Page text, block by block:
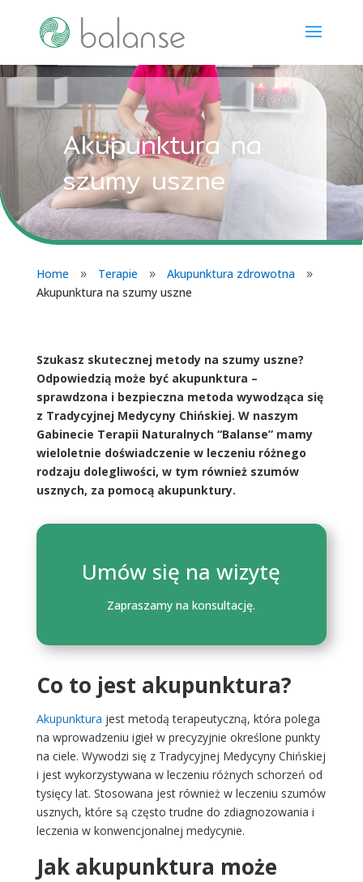
Akupunktura na
szumy uszne
Home 9 Terapie 9 Akupunktura zdrowotna 9
Akupunktura na szumy uszne
Szukasz skutecznej metody na szumy uszne?
Odpowiedzią może być akupunktura –
sprawdzona i bezpieczna metoda wywodząca się
z Tradycyjnej Medycyny Chińskiej. W naszym
Gabinecie Terapii Naturalnych “Balanse” mamy
wieloletnie doświadczenie w leczeniu różnego
rodzaju dolegliwości, w tym również szumów
usznych, za pomocą akupunktury.
Umów się na wizytę
Zapraszamy na konsultację.
Co to jest akupunktura?
Akupunktura jest metodą terapeutyczną, która polega
na wprowadzeniu igieł w precyzyjnie określone punkty
na ciele. Wywodzi się z Tradycyjnej Medycyny Chińskiej
i jest wykorzystywana w leczeniu różnych schorzeń od
tysięcy lat. Stosowana jest również w leczeniu szumów
usznych, które są często trudne do zdiagnozowania i
leczenia w konwencjonalnej medycynie.
Jak akupunktura może